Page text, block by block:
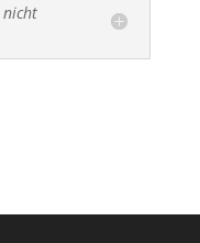
nicht